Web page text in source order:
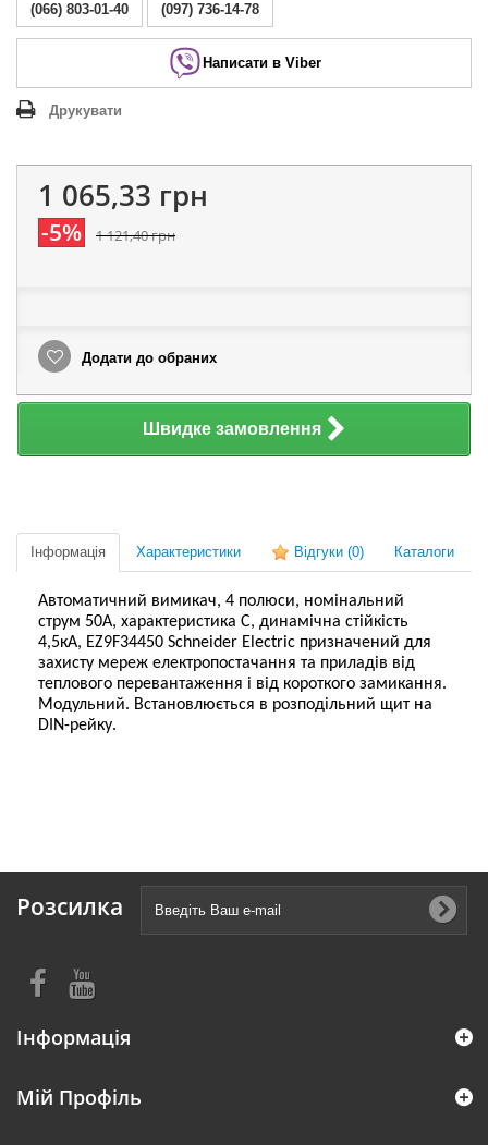
(066) 803-01-40 (097) 736-14-78
Написати в Viber
Друкувати
1 065,33 грн
-5% 1 121,40 грн
Додати до обраних
Швидке замовлення
Інформація Характеристики Відгуки (0) Каталоги
Автоматичний вимикач, 4 полюси, номінальний
струм 50А, характеристика С, динамічна стійкість
4,5кА, EZ9F34450 Schneider Electric призначений для
захисту мереж електропостачання та приладів від
теплового перевантаження і від короткого замикання.
Модульний. Встановлюється в розподільний щит на
DIN-рейку.
Розсилка
Інформація
Мій Профіль